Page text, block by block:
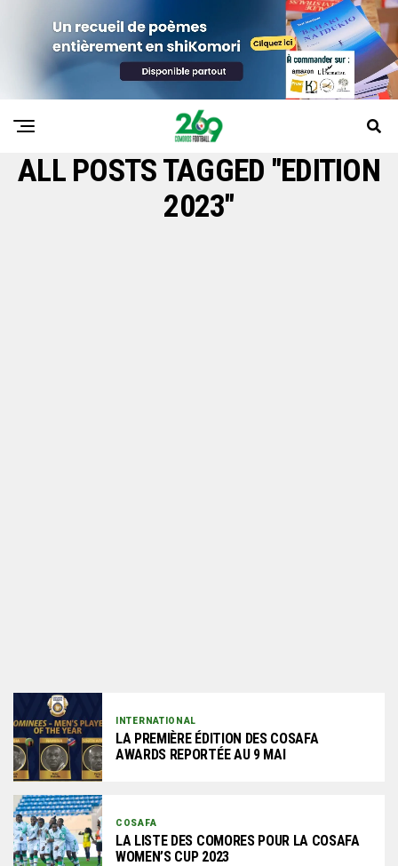
ALL POSTS TAGGED "EDITION
2023"
INTERNATIONAL
LA PREMIÈRE ÉDITION DES COSAFA
AWARDS REPORTÉE AU 9 MAI
COSAFA
LA LISTE DES COMORES POUR LA COSAFA
WOMEN’S CUP 2023